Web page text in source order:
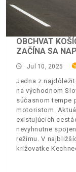
OBCHVAT
ZAČÍNA SA
Jul 10, 2025
Jedna z
na východnom
súčasnom tempe
motoristom.
existujúcich
nevyhnutne
režimu. V
križovatke